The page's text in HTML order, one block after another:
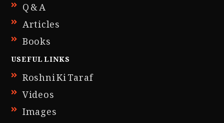
Q & A
Articles
Books
USEFUL LINKS
Roshni Ki Taraf
Videos
Images